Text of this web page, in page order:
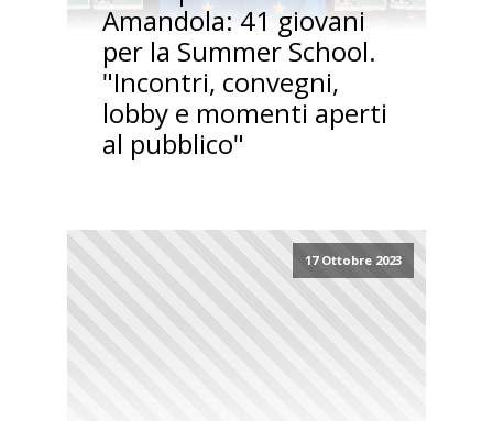
Amandola: 41 giovani
per la Summer School.
"Incontri, convegni,
lobby e momenti aperti
al pubblico"
17 Ottobre 2023